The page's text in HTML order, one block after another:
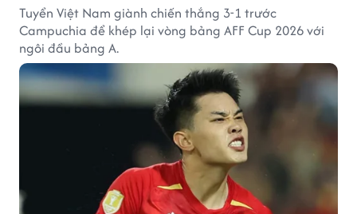
Tuyển Việt Nam giành chiến thắng 3-1 trước
Campuchia để khép lại vòng bảng AFF Cup 2026 với
ngôi đầu bảng A.